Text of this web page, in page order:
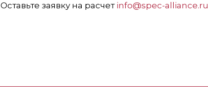
Оставьте заявку на расчет info@spec-alliance.ru